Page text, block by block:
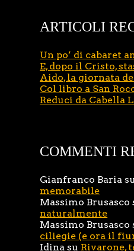
ARTICOLI
Un po’ di cabaret
E, dopo il Cristo,
Aido, la giornata
Col libro a San
Reduci da Cabella
COMMENTI
Gianfranco Baria
memorabile
Massimo Brusasco
naturalmente
Massimo Brusasco
ciliegie (e ora il
Idina su Rivarone,